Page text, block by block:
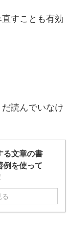
すことも有効
読んでいなけ
る文章の書
例を使って